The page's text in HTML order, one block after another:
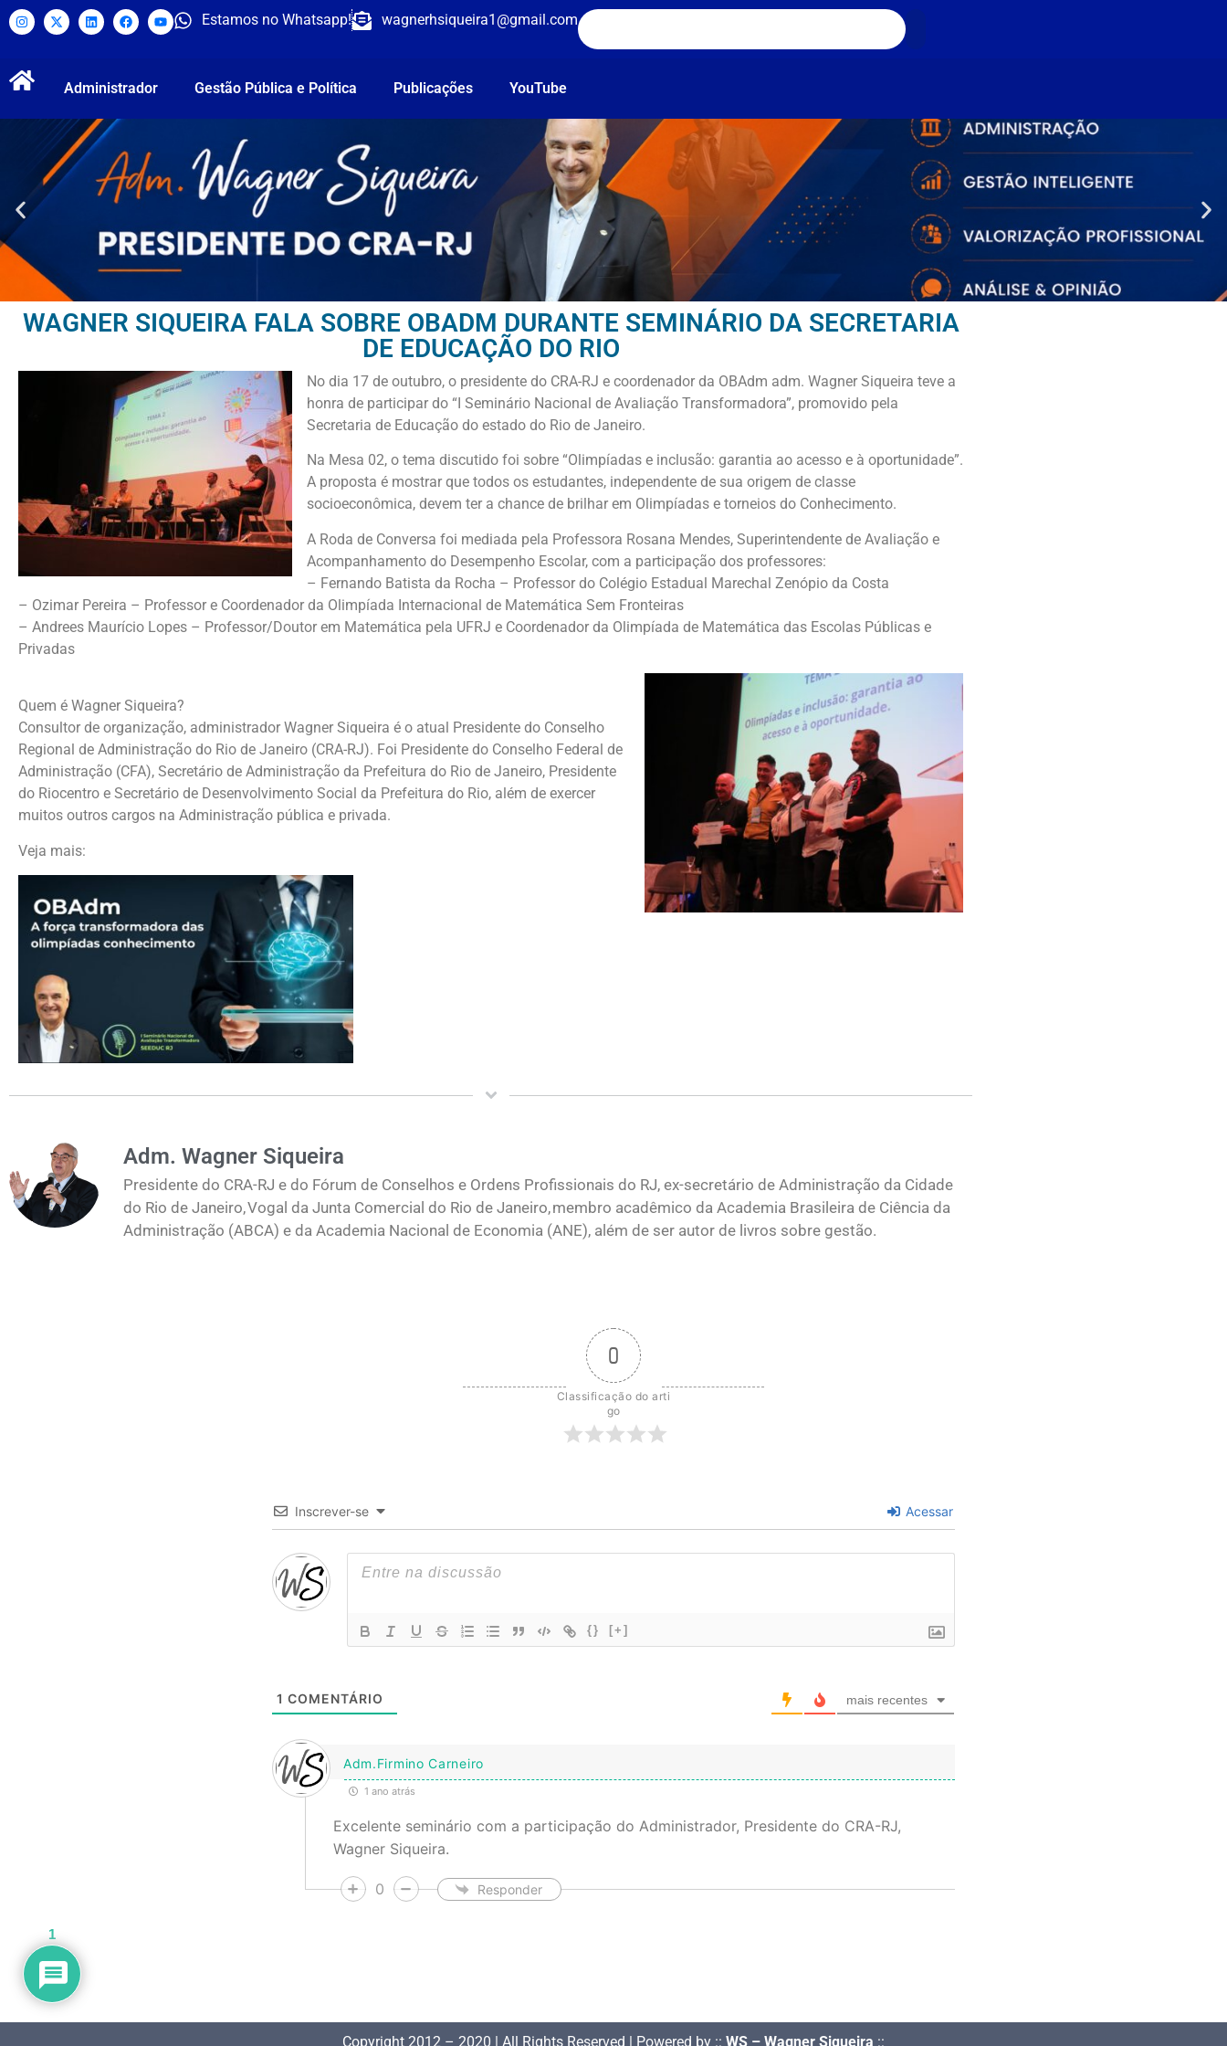
Estamos no Whatsapp! wagnerhsiqueira1@gmail.com
Administrador Gestão Pública e Política Publicações YouTube
WAGNER SIQUEIRA FALA SOBRE OBADM DURANTE SEMINÁRIO DA SECRETARIA
DE EDUCAÇÃO DO RIO
No dia 17 de outubro, o presidente do CRA-RJ e coordenador da OBAdm adm. Wagner Siqueira teve a
honra de participar do “I Seminário Nacional de Avaliação Transformadora”, promovido pela
Secretaria de Educação do estado do Rio de Janeiro.
Na Mesa 02, o tema discutido foi sobre “Olimpíadas e inclusão: garantia ao acesso e à oportunidade”.
A proposta é mostrar que todos os estudantes, independente de sua origem de classe
socioeconômica, devem ter a chance de brilhar em Olimpíadas e torneios do Conhecimento.
A Roda de Conversa foi mediada pela Professora Rosana Mendes, Superintendente de Avaliação e
Acompanhamento do Desempenho Escolar, com a participação dos professores:
– Fernando Batista da Rocha – Professor do Colégio Estadual Marechal Zenópio da Costa
– Ozimar Pereira – Professor e Coordenador da Olimpíada Internacional de Matemática Sem Fronteiras
– Andrees Maurício Lopes – Professor/Doutor em Matemática pela UFRJ e Coordenador da Olimpíada de Matemática das Escolas Públicas e
Privadas
Quem é Wagner Siqueira?
Consultor de organização, administrador Wagner Siqueira é o atual Presidente do Conselho
Regional de Administração do Rio de Janeiro (CRA-RJ). Foi Presidente do Conselho Federal de
Administração (CFA), Secretário de Administração da Prefeitura do Rio de Janeiro, Presidente
do Riocentro e Secretário de Desenvolvimento Social da Prefeitura do Rio, além de exercer
muitos outros cargos na Administração pública e privada.
Veja mais:
Adm. Wagner Siqueira
Presidente do CRA-RJ e do Fórum de Conselhos e Ordens Profissionais do RJ, ex-secretário de Administração da Cidade
do Rio de Janeiro, Vogal da Junta Comercial do Rio de Janeiro, membro acadêmico da Academia Brasileira de Ciência da
Administração (ABCA) e da Academia Nacional de Economia (ANE), além de ser autor de livros sobre gestão.
0
Classificação do arti
go
Inscrever-se Acessar
{} [+]
1 COMENTÁRIO mais recentes
Adm.Firmino Carneiro
1 ano atrás
Excelente seminário com a participação do Administrador, Presidente do CRA-RJ,
Wagner Siqueira.
0 Responder
Copyright 2012 – 2020 | All Rights Reserved | Powered by :: WS – Wagner Siqueira ::
1